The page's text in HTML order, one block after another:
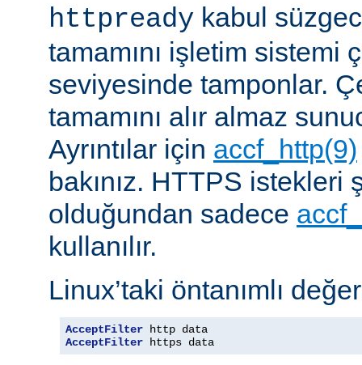
httpready kabul
tamamını işletim sistemi
seviyesinde tamponlar.
tamamını alır almaz
Ayrıntılar için accf_http(9)
bakınız. HTTPS istekleri
olduğundan sadece
kullanılır.
Linux’taki öntanımlı
AcceptFilter
AcceptFilter https data